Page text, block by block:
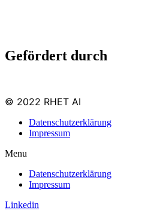
Gefördert durch
© 2022 RHET AI
Datenschutzerklärung
Impressum
Menu
Datenschutzerklärung
Impressum
Linkedin